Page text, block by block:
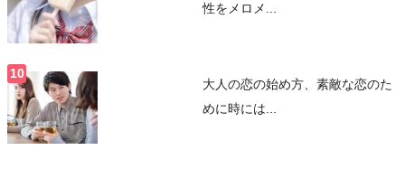
性をメロメ...
大人の恋の始め方、素敵な恋のた
めに時には...